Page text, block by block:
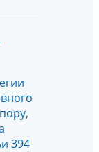
394